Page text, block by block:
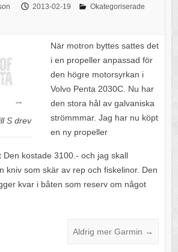
2013-02-19
Okategoriserade
S drev
När motron byttes sattes det
i en propeller anpassad för
den högre motorsyrkan i
Volvo Penta 2030C. Nu har
den stora hål av galvaniska
strömmmar. Jag har nu köpt
en ny propeller
Den kostade 3100.- och jag skall
kniv som skär av rep och fiskelinor. Den
kvar i båten som reserv om något
Aldrig mer Garmin →